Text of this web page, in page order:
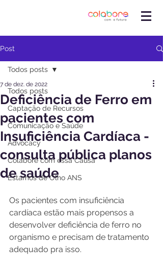
Post
Todos posts
Captação de Recursos
Comunicação e Saúde
Advocacy
Colabore com essa Causa
Estamos de Olho ANS
Todos posts
Deficiência de Ferro em
pacientes com
Insuficiência Cardíaca -
consulta pública planos
de saúde
7 de dez. de 2022
Os pacientes com insuficiência
cardíaca estão mais propensos a
desenvolver deficiência de ferro no
organismo e precisam de tratamento
adequado pra isso.